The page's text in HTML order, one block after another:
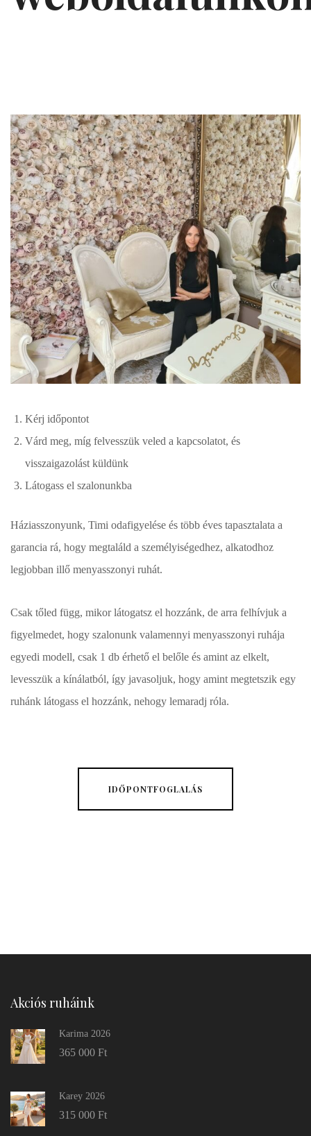
Kérj időpontot
Várd meg, míg felvesszük veled a kapcsolatot, és
visszaigazolást küldünk
Látogass el szalonunkba
Háziasszonyunk, Timi odafigyelése és több éves tapasztalata a
garancia rá, hogy megtaláld a személyiségedhez, alkatodhoz
legjobban illő menyasszonyi ruhát.
Csak tőled függ, mikor látogatsz el hozzánk, de arra felhívjuk a
figyelmedet, hogy szalonunk valamennyi menyasszonyi ruhája
egyedi modell, csak 1 db érhető el belőle és amint az elkelt,
levesszük a kínálatból, így javasoljuk, hogy amint megtetszik egy
ruhánk látogass el hozzánk, nehogy lemaradj róla.
IDŐPONTFOGLALÁS
Akciós ruháink
Karima 2026
365 000 Ft
Karey 2026
315 000 Ft